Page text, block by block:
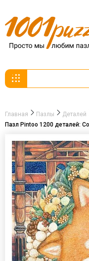
Главная Пазлы Деталей
Пазл Pintoo 1200 деталей: